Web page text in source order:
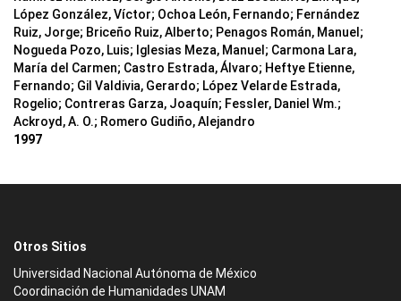
López González, Víctor; Ochoa León, Fernando; Fernández
Ruiz, Jorge; Briceño Ruiz, Alberto; Penagos Román, Manuel;
Nogueda Pozo, Luis; Iglesias Meza, Manuel; Carmona Lara,
María del Carmen; Castro Estrada, Álvaro; Heftye Etienne,
Fernando; Gil Valdivia, Gerardo; López Velarde Estrada,
Rogelio; Contreras Garza, Joaquín; Fessler, Daniel Wm.;
Ackroyd, A. O.; Romero Gudiño, Alejandro
1997
Otros Sitios
Universidad Nacional Autónoma de México
Coordinación de Humanidades UNAM